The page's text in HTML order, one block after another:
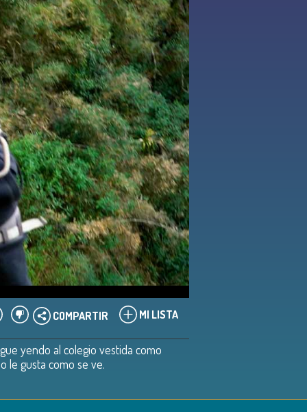
MI LISTA
COMPARTIR
yendo al colegio vestida como
le gusta como se ve.